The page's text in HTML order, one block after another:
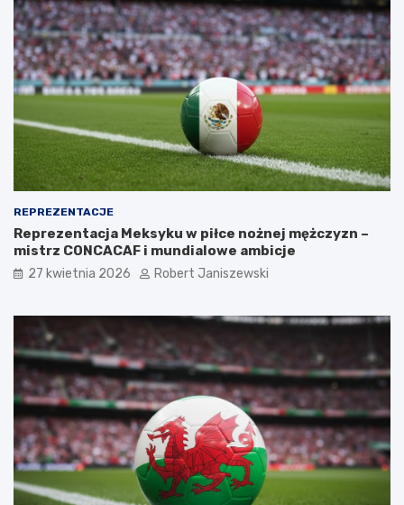
REPREZENTACJE
Reprezentacja Meksyku w piłce nożnej mężczyzn –
mistrz CONCACAF i mundialowe ambicje
27 kwietnia 2026 Robert Janiszewski